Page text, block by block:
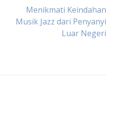
Menikmati Keindahan
Musik Jazz dari Penyanyi
Luar Negeri